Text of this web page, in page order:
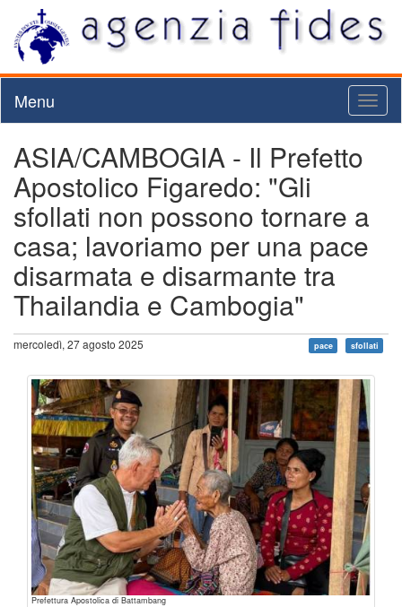
Menu
ASIA/CAMBOGIA - Il Prefetto
Apostolico Figaredo: "Gli
sfollati non possono tornare a
casa; lavoriamo per una pace
disarmata e disarmante tra
Thailandia e Cambogia"
mercoledì, 27 agosto 2025 pace sfollati
Prefettura Apostolica di Battambang